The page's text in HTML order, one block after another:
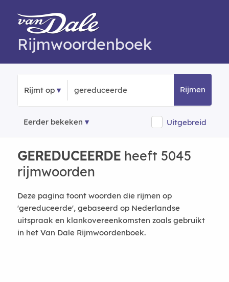
Rijmwoordenboek
Rijmt op Rijmen
Eerder bekeken Uitgebreid
GEREDUCEERDEheeft 5045
rijmwoorden
Deze pagina toont woorden die rijmen op
'gereduceerde', gebaseerd op Nederlandse
uitspraak en klankovereenkomsten zoals gebruikt
in het Van Dale Rijmwoordenboek.